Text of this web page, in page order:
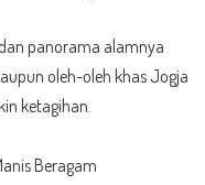
panorama alamnya
oleh-oleh khas Jogja
ketagihan.
Beragam